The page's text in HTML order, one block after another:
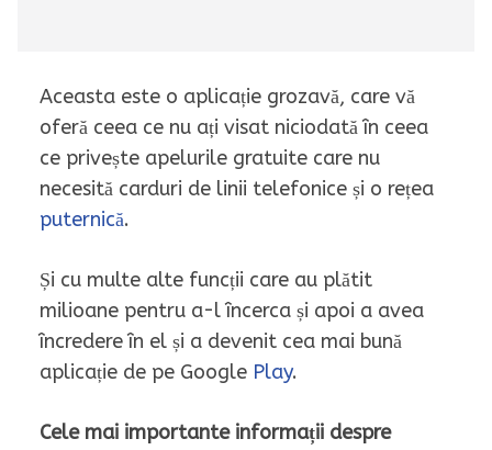
Aceasta este o aplicație grozavă, care vă
oferă ceea ce nu ați visat niciodată în ceea
ce privește apelurile gratuite care nu
necesită carduri de linii telefonice și o rețea
puternică.
Și cu multe alte funcții care au plătit
milioane pentru a-l încerca și apoi a avea
încredere în el și a devenit cea mai bună
aplicație de pe Google Play.
Cele mai importante informații despre